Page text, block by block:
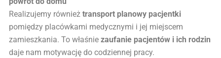
Realizujemy również transport planowy pacjentki
pomiędzy placówkami medycznymi i jej miejscem
zamieszkania. To właśnie zaufanie pacjentów i ich rodzin
daje nam motywację do codziennej pracy.